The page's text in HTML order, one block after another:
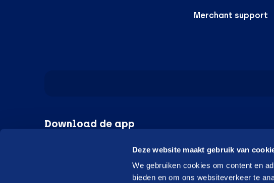
Deze website maakt gebruik van
We gebruiken cookies om content en
bieden en om ons websiteverkeer te
Merchant support
Download de app
Apple